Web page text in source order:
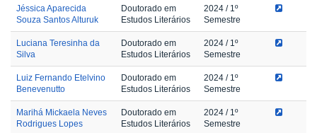
Jéssica Aparecida
Souza Santos Alturuk
Doutorado em
Estudos Literários
2024 / 1º
Semestre
Luciana Teresinha da
Silva
Doutorado em
Estudos Literários
2024 / 1º
Semestre
Luiz Fernando Etelvino
Benevenutto
Doutorado em
Estudos Literários
2024 / 1º
Semestre
Marihá Mickaela Neves
Rodrigues Lopes
Doutorado em
Estudos Literários
2024 / 1º
Semestre